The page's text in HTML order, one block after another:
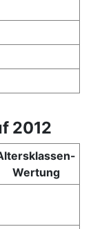
2012
Wertung